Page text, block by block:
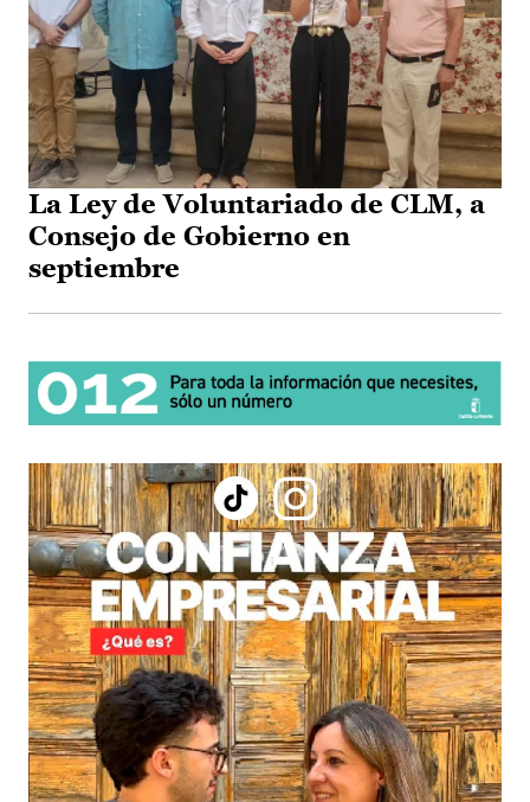
La Ley de Voluntariado de CLM, a
Consejo de Gobierno en
septiembre